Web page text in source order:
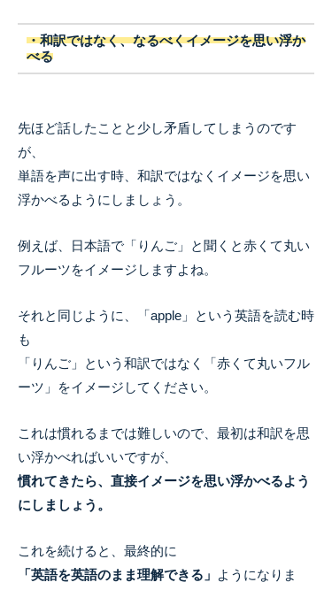
・和訳ではなく、なるべくイメージを思い浮か
べる
先ほど話したことと少し矛盾してしまうのです
が、
単語を声に出す時、和訳ではなくイメージを思い
浮かべるようにしましょう。
例えば、日本語で「りんご」と聞くと赤くて丸い
フルーツをイメージしますよね。
それと同じように、「apple」という英語を読む時
も
「りんご」という和訳ではなく「赤くて丸いフル
ーツ」をイメージしてください。
これは慣れるまでは難しいので、最初は和訳を思
い浮かべればいいですが、
慣れてきたら、直接イメージを思い浮かべるよう
にしましょう。
これを続けると、最終的に
「英語を英語のまま理解できる」 ようになりま